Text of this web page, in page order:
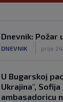
prije 2 h
Infantino
NOGOMET
|
prije
Dnevnik: Požar
DNEVNIK prije 24
U Bugarskoj
Ukrajina",
ambasadoricu